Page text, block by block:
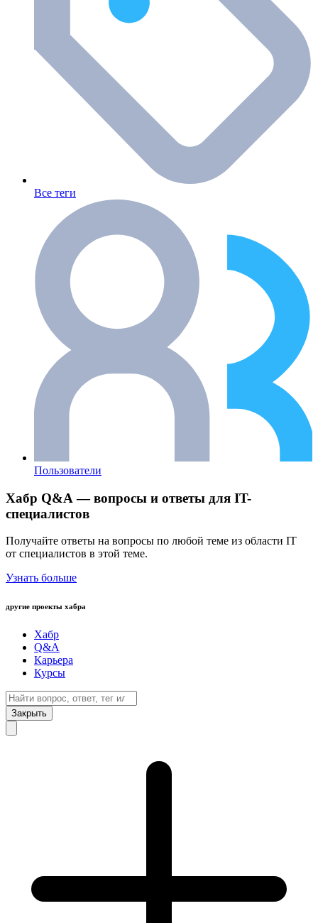
Все теги
Пользователи
Хабр Q&A — вопросы и ответы для IT-
специалистов
Получайте ответы на вопросы по любой теме из области IT
от специалистов в этой теме.
Узнать больше
другие проекты хабра
Хабр
Q&A
Карьера
Курсы
Закрыть